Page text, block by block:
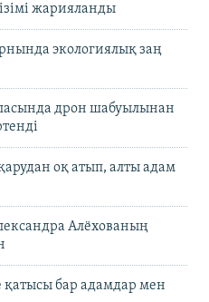
жарияланды
экологиялық заң
дрон шабуылынан
оқ атып, алты адам
Алёхованың
қатысы бар адамдар мен